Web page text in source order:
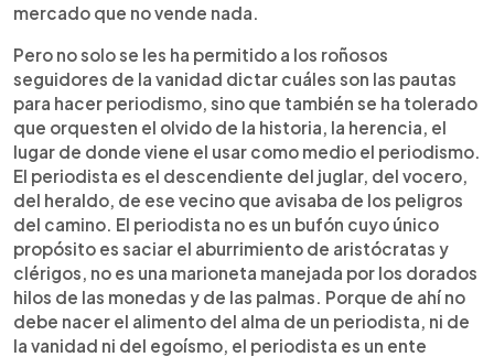
mercado que no vende nada.
Pero no solo se les ha permitido a los roñosos
seguidores de la vanidad dictar cuáles son las pautas
para hacer periodismo, sino que también se ha tolerado
que orquesten el olvido de la historia, la herencia, el
lugar de donde viene el usar como medio el periodismo.
El periodista es el descendiente del juglar, del vocero,
del heraldo, de ese vecino que avisaba de los peligros
del camino. El periodista no es un bufón cuyo único
propósito es saciar el aburrimiento de aristócratas y
clérigos, no es una marioneta manejada por los dorados
hilos de las monedas y de las palmas. Porque de ahí no
debe nacer el alimento del alma de un periodista, ni de
la vanidad ni del egoísmo, el periodista es un ente